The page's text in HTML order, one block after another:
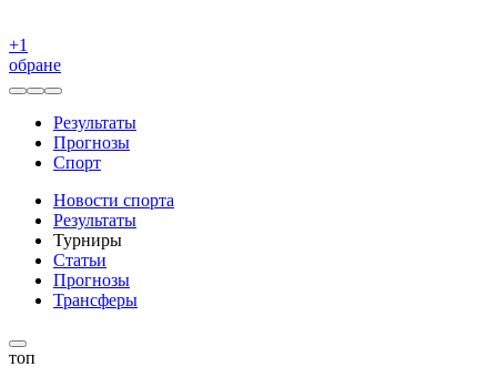
+1
обране
Результаты
Прогнозы
Спорт
Новости спорта
Результаты
Турниры
Статьи
Прогнозы
Трансферы
топ